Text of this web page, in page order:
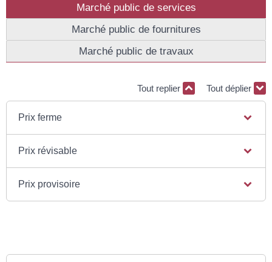
Marché public de services
Marché public de fournitures
Marché public de travaux
Tout replier Tout déplier
Prix ferme
Prix révisable
Prix provisoire